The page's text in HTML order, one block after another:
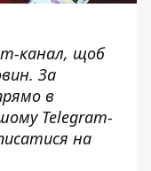
канал, щоб
За
в
Telegram-
на